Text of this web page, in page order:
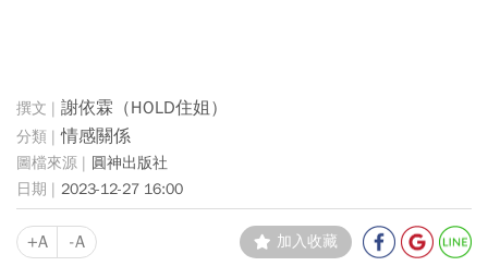
謝依霖（HOLD住姐）
情感關係
圓神出版社
2023-12-27 16:00
+A -A 加入收藏